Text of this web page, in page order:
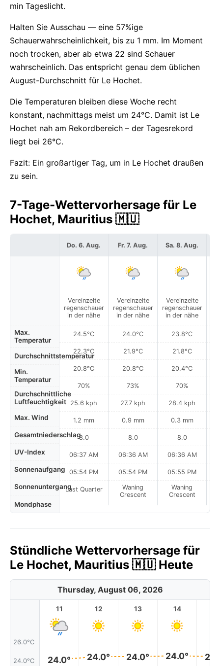
min Tageslicht.
Halten Sie Ausschau — eine 57%ige
Schauerwahrscheinlichkeit, bis zu 1 mm. Im Moment
noch trocken, aber ab etwa 22 sind Schauer
wahrscheinlich. Das entspricht genau dem üblichen
August-Durchschnitt für Le Hochet.
Die Temperaturen bleiben diese Woche recht
konstant, nachmittags meist um 24°C. Damit ist Le
Hochet nah am Rekordbereich – der Tagesrekord
liegt bei 26°C.
Fazit: Ein großartiger Tag, um in Le Hochet draußen
zu sein.
7-Tage-Wettervorhersage für Le
Hochet, Mauritius 🇲🇺
Max.
Temperatur
Durchschnittstemperatur
Min.
Temperatur
Durchschnittliche
Luftfeuchtigkeit
Max. Wind
Gesamtniederschlag
UV-Index
Sonnenaufgang
Sonnenuntergang
Mondphase
Do. 6. Aug.
Vereinzelte
regenschauer
in der nähe
24.5°C
22.3°C
20.8°C
70%
25.6 kph
1.2 mm
8.0
06:37 AM
05:54 PM
Last Quarter
Fr. 7. Aug.
Vereinzelte
regenschauer
in der nähe
24.0°C
21.9°C
20.8°C
73%
27.7 kph
0.9 mm
8.0
06:36 AM
05:54 PM
Waning
Crescent
Sa. 8. Aug.
Vereinzelte
regenschauer
in der nähe
23.8°C
21.8°C
20.4°C
70%
28.4 kph
0.3 mm
8.0
06:36 AM
05:55 PM
Waning
Crescent
Stündliche Wettervorhersage für
Le Hochet, Mauritius 🇲🇺 Heute
Thursday, August 06, 2026
26.0°C
24.0°C
11
24.0°
12
24.0°
13
24.0°
14
24.0°